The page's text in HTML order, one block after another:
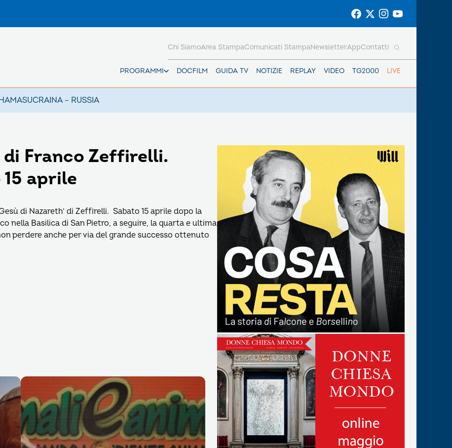
PROGRAMMI DOCFILM GUIDA TV NOTIZIE REPLAY VIDEO TG2000 LIVE
Chi SiamoArea StampaComunicati StampaNewsletterAppContatti
UCRAINA – RUSSIA
di Franco Zeffirelli.
15 aprile
di Nazareth’ di Zeffirelli. Sabato 15 aprile dopo la
nella Basilica di San Pietro, a seguire, la quarta e ultima
perdere anche per via del grande successo ottenuto